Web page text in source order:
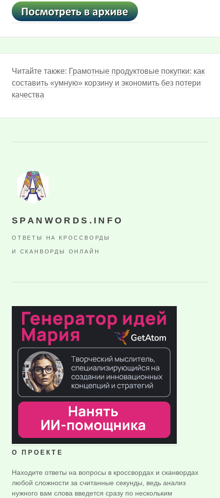
Читайте также: Грамотные продуктовые покупки: как
составить «умную» корзину и экономить без потери
качества
SPANWORDS.INFO
ОТВЕТЫ НА КРОССВОРДЫ
И СКАНВОРДЫ ОНЛАЙН
О ПРОЕКТЕ
Находите ответы на вопросы в кроссвордах и сканвордах
любой сложности за считанные секунды, ведь анализ
нужного вам слова введется сразу по нескольким